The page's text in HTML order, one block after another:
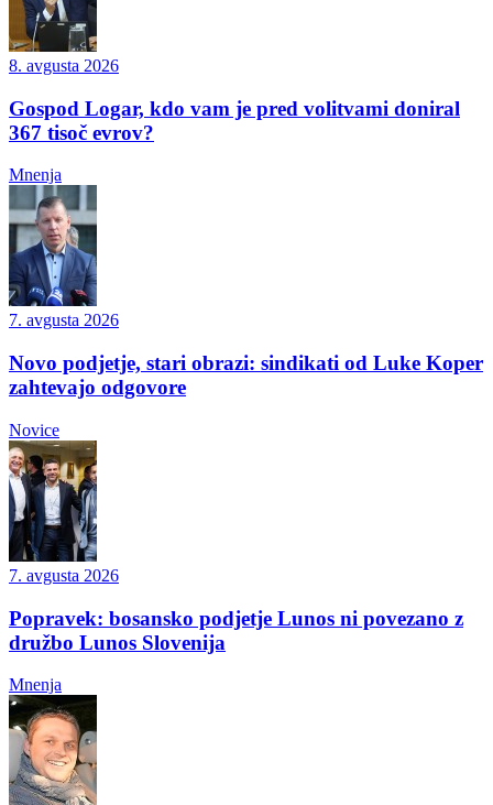
8. avgusta 2026
Gospod Logar, kdo vam je pred volitvami doniral
367 tisoč evrov?
Mnenja
7. avgusta 2026
Novo podjetje, stari obrazi: sindikati od Luke Koper
zahtevajo odgovore
Novice
7. avgusta 2026
Popravek: bosansko podjetje Lunos ni povezano z
družbo Lunos Slovenija
Mnenja